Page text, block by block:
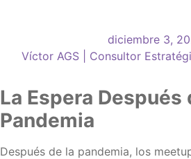
diciembre 3,
Víctor AGS | Consultor
La Espera Después
Pandemia
Después de la pandemia, los